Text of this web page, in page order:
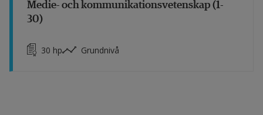
Medie- och kommunikationsvetenskap (1-
30)
30 hp Grundnivå